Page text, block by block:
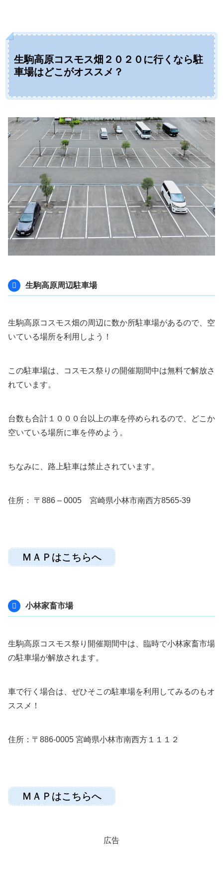
生駒高原コスモス畑２０２０に行くなら駐
車場はどこがオススメ？
生駒高原周辺駐車場
生駒高原コスモス畑の周辺に数か所駐車場があるので、空
いている場所を利用しよう！
この駐車場は、コスモス祭りの開催期間中は無料で解放さ
れています。
台数も合計１０００台以上の車を停められるので、どこか
空いている場所に車を停めよう。
ちなみに、路上駐車は禁止されています。
住所： 〒886 – 0005 宮崎県小林市南西方8565-39
ＭＡＰはこちらへ
小林家畜市場
生駒高原コスモス祭り開催期間中は、臨時で小林家畜市場
の駐車場が解放されます。
車で行く場合は、ぜひそこの駐車場を利用してみるのもオ
ススメ！
住所：〒886-0005 宮崎県小林市南西方１１１２
ＭＡＰはこちらへ
広告